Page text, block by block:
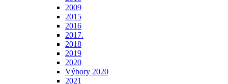
2009
2015
2016
2017.
2018
2019
2020
Výbory 2020
2021